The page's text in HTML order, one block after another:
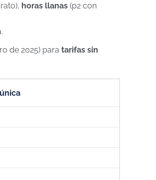
horas llanas (p2 con
de 2025) para tarifas sin